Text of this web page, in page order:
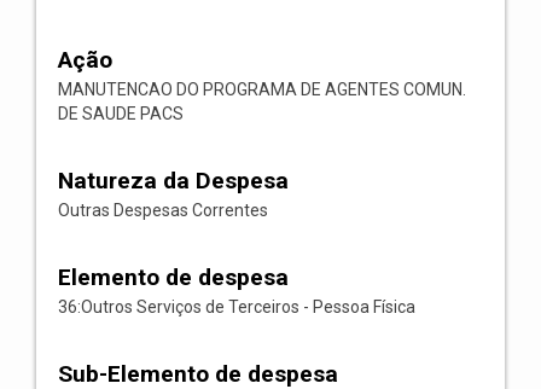
Ação
MANUTENCAO DO PROGRAMA DE AGENTES COMUN.
DE SAUDE PACS
Natureza da Despesa
Outras Despesas Correntes
Elemento de despesa
36:Outros Serviços de Terceiros - Pessoa Física
Sub-Elemento de despesa